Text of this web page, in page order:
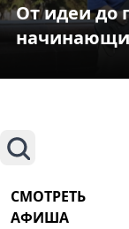
От идеи до
Поиск
СМОТРЕТЬ
АФИША